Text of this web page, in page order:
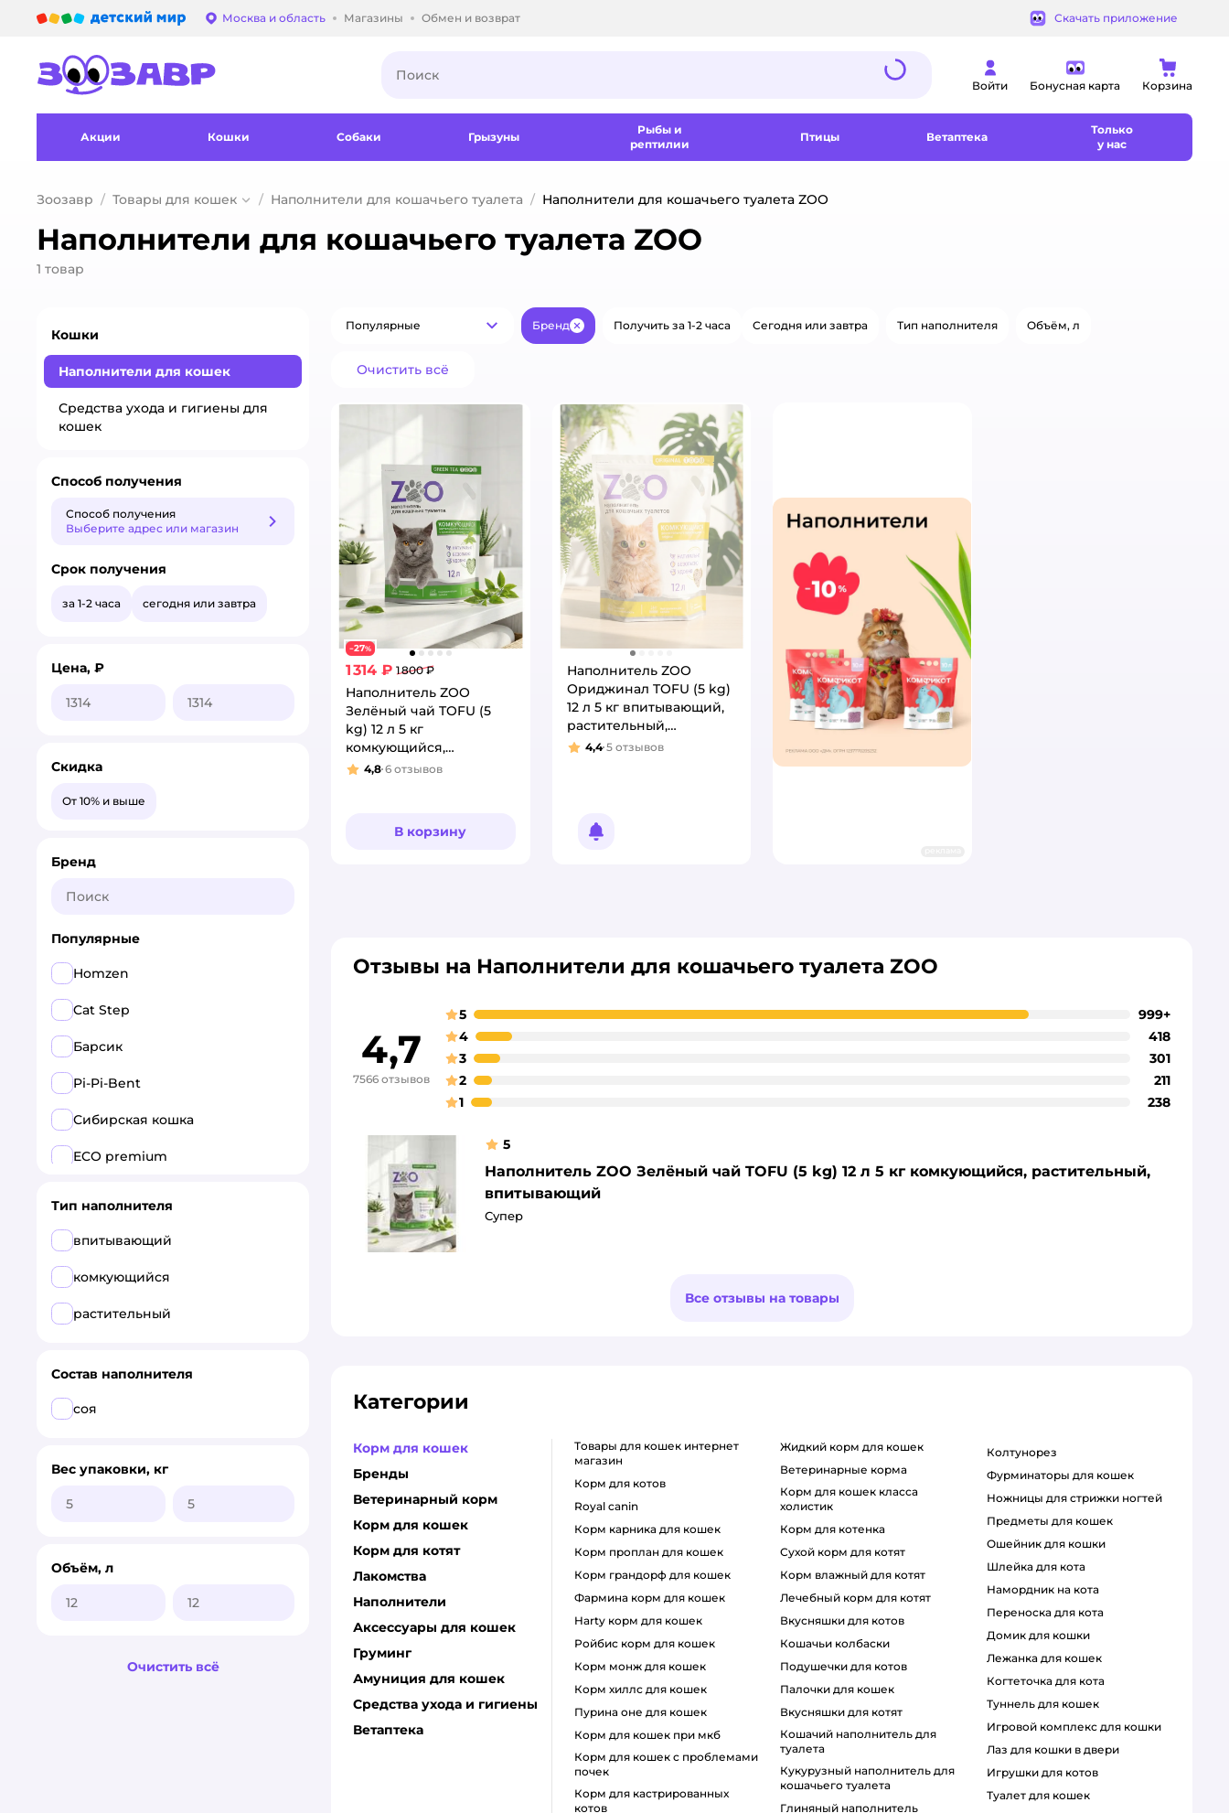
Выбор адреса доставки.
Москва и область Магазины Обмен и возврат Скачать приложение
Войти Бонусная карта Корзина
Акции Кошки Собаки Грызуны
Рыбы и
рептилии
Птицы Ветаптека
Только
у нас
Зоозавр Товары для кошек Наполнители для кошачьего туалета Наполнители для кошачьего туалета ZOO
Наполнители для кошачьего туалета ZOO
1 товар
Популярные
Популярные Бренд ЗакрытьПолучить за 1-2 часа Сегодня или завтра Тип наполнителя Объём, л
Очистить всё
−27%
1 314 ₽ 1 800 ₽
Наполнитель ZOO
Зелёный чай TOFU (5
kg) 12 л 5 кг
комкующийся,
растительный,
Рейтинг:
4,8 6 отзывов
В корзину
Наполнитель ZOO
Ориджинал TOFU (5 kg)
12 л 5 кг впитывающий,
растительный,
комкующийся
Рейтинг:
4,4 5 отзывов
Уведомить о появлении
Отзывы на Наполнители для кошачьего туалета ZOO
4,7
7566 отзывов
5
999+
4
418
3
301
2
211
1
238
5
Наполнитель ZOO Зелёный чай TOFU (5 kg) 12 л 5 кг комкующийся, растительный,
впитывающий
Супер
Все отзывы на товары
Категории
Корм для кошек
Бренды
Ветеринарный корм
Корм для кошек
Корм для котят
Лакомства
Наполнители
Аксессуары для кошек
Груминг
Амуниция для кошек
Средства ухода и гигиены
Ветаптека
товары для кошек интернет
магазин
корм для котов
royal canin
корм карника для кошек
корм проплан для кошек
корм грандорф для кошек
фармина корм для кошек
harty корм для кошек
ройбис корм для кошек
корм монж для кошек
корм хиллс для кошек
пурина оне для кошек
корм для кошек при мкб
корм для кошек с проблемами
почек
Корм для кастрированных
котов
жидкий корм для кошек
ветеринарные корма
корм для кошек класса
холистик
корм для котенка
сухой корм для котят
корм влажный для котят
лечебный корм для котят
вкусняшки для котов
кошачьи колбаски
подушечки для котов
палочки для кошек
вкусняшки для котят
кошачий наполнитель для
туалета
кукурузный наполнитель для
кошачьего туалета
глиняный наполнитель
колтунорез
фурминаторы для кошек
ножницы для стрижки ногтей
предметы для кошек
ошейник для кошки
шлейка для кота
намордник на кота
переноска для кота
домик для кошки
лежанка для кошек
когтеточка для кота
туннель для кошек
игровой комплекс для кошки
лаз для кошки в двери
игрушки для котов
туалет для кошек
Кошки
Наполнители для кошек
Средства ухода и гигиены для
кошек
Способ получения
Способ получения
Выберите адрес или магазин
Способ получения
Срок получения
за 1-2 часа сегодня или завтра
Цена, ₽
Скидка
От 10% и выше
Бренд
Популярные
Homzen
Cat Step
Барсик
Pi-Pi-Bent
Сибирская кошка
ECO premium
ZOO
BraVa
DeMurr
ECO premium
Fresh Paws
Тип наполнителя
впитывающий
комкующийся
растительный
Состав наполнителя
соя
Вес упаковки, кг
Объём, л
Очистить всё